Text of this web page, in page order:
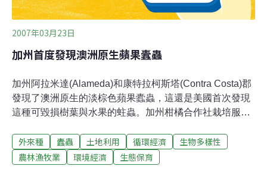
2007年03月23日
加州首度發現澳洲原生蘋果蠹蟲
加州阿拉米達(Alameda)和康特拉柯斯塔(Contra Costa)郡
發現了澳洲原生的淡棕色蘋果蠹蟲，這還是美國首次發現
這種可毀損樹葉與水果的蛀蟲。加州柑橘合作社栽培服務
們的入境口岸有漏洞，竟讓這些害蟲能趁隙通過查驗過
程，而且在我們偵測到之前，就已經在美國立足了。」蘋
外來種 蠹蟲 土地利用 循環經濟
生物多樣性
農林漁牧業
環境經濟 生態保育